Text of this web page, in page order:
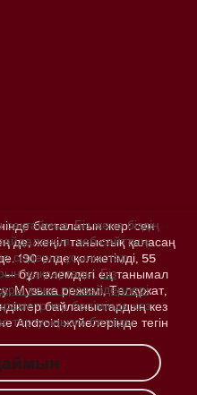
басталатын жер: сен
де, жеңіл таныстық қаласаң
190 елде қолжетімді, 55
— бұл әлемдегі ең танымал
Музыка режимі, Төлқұжат,
байланыстардың кез
Android жүйелерінде тегін
Біз және біздің
пайдаланып, веб-сайттың
сіздерге ұсыныстар
жақсартады. Біз
және провайдерлері
бөлімінде кез
тартуыңызға болады.